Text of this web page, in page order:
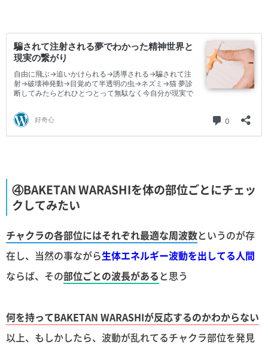
④BAKETAN WARASHIを体の部位ごとにチェッ
クしてみたい
チャクラの各部位にはそれぞれ最適な周波数というのが存
在し、当然の事ながら生体エネルギー波動を出してる人間
ならば、その部位ごとの波長があると思う
何を持ってBAKETAN WARASHIが反応するのかわからない
以上、もしかしたら、波動が乱れてるチャクラ部位を発見